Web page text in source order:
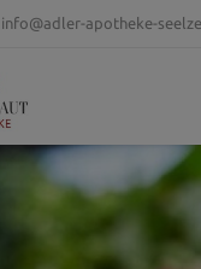
info@adler-apotheke-